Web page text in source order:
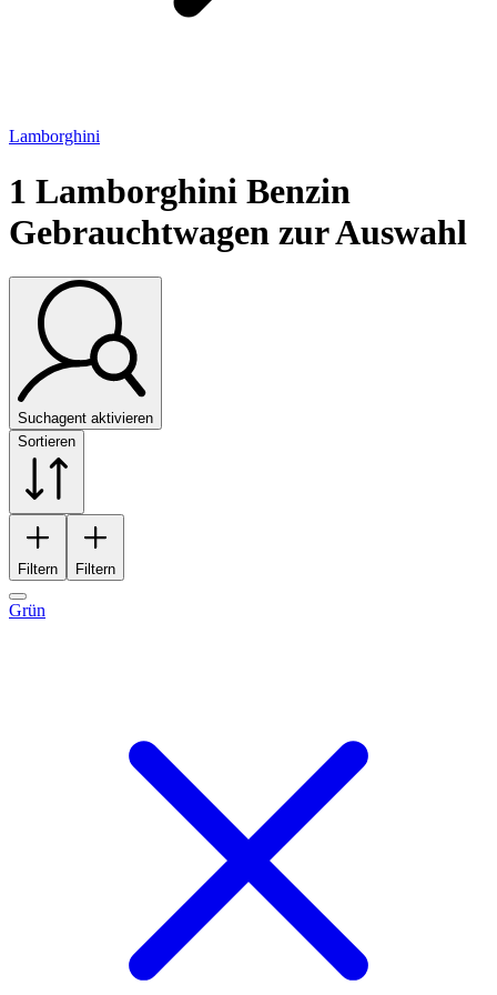
Lamborghini
1 Lamborghini Benzin
Gebrauchtwagen zur Auswahl
Suchagent aktivieren
Sortieren
Filtern Filtern
Grün